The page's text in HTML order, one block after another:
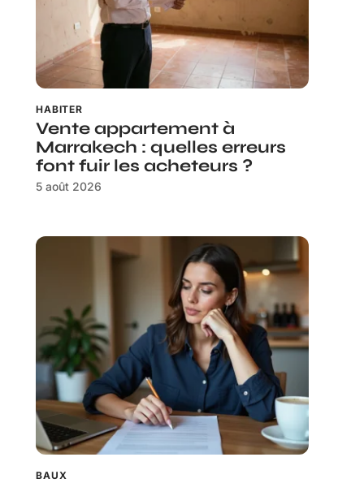
HABITER
Vente appartement à
Marrakech : quelles erreurs
font fuir les acheteurs ?
5 août 2026
BAUX